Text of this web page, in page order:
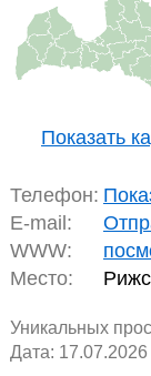
Показать
Телефон:
E-mail:
WWW:
Место:
Уникальных
Дата: 17.07.2026